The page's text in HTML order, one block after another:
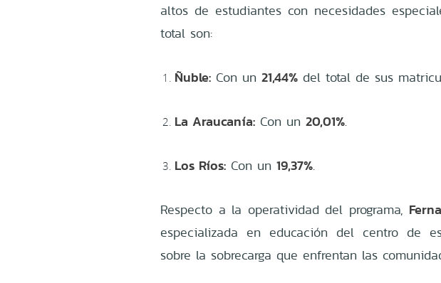
altos de estudiantes con necesidades
total son:
Ñuble: Con un21,44% del total de sus
La Araucanía: Con un20,01%.
Los Ríos: Con un19,37%.
Respecto a la operatividad del programa,
especializada en educación del centro de
sobre la sobrecarga que enfrentan las